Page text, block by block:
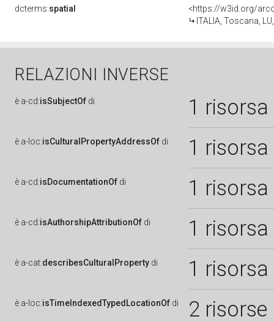
dcterms:spatial
<https://w3id.org/
ITALIA, Toscana,
RELAZIONI INVERSE
è a-cd:isSubjectOf di 1 risorsa
è a-loc:isCulturalPropertyAddressOf di 1 risorsa
è a-cd:isDocumentationOf di 1 risorsa
è a-cd:isAuthorshipAttributionOf di 1 risorsa
è a-cat:describesCulturalProperty di 1 risorsa
è a-loc:isTimeIndexedTypedLocationOf di 2 risorse